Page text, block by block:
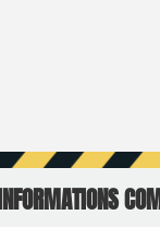
INFORMATIONS